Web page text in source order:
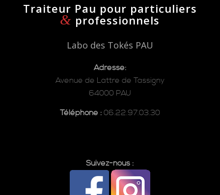
Traiteur Pau pour particuliers
& professionnels
Labo des Tokés PAU
Adresse:
Avenue de Lattre de Tassigny
64000 PAU
Téléphone :06.22.97.03.30
Suivez-nous :